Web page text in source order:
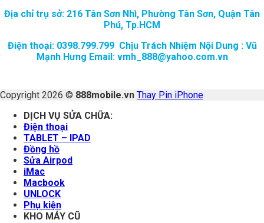
Địa chỉ trụ sở: 216 Tân Sơn Nhì, Phường Tân Sơn, Quận Tân
Phú, Tp.HCM
Điện thoại: 0398.799.799 Chịu Trách Nhiệm Nội Dung : Vũ
Mạnh Hưng Email: vmh_888@yahoo.com.vn
Copyright 2026 © 888mobile.vn Thay Pin iPhone
DỊCH VỤ SỬA CHỮA:
Điện thoại
TABLET – IPAD
Đồng hồ
Sửa Airpod
iMac
Macbook
UNLOCK
Phụ kiện
KHO MÁY CŨ